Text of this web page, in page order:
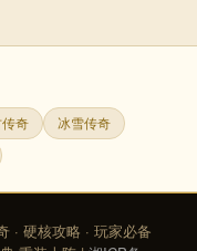
奇
冰雪传奇
· 硬核攻略 · 玩家必备